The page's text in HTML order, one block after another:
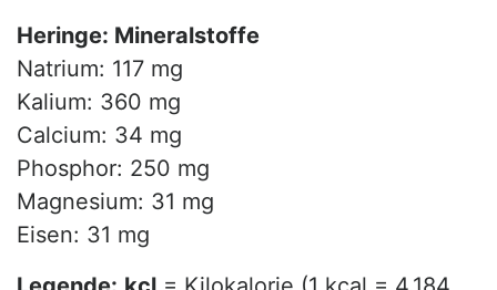
Heringe: Mineralstoffe
Natrium: 117 mg
Kalium: 360 mg
Calcium: 34 mg
Phosphor: 250 mg
Magnesium: 31 mg
Eisen: 31 mg